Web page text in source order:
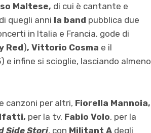
Maltese, di cui è cantante e
quegli anni la band pubblica due
in Italia e Francia, gode di
Red), Vittorio Cosma e il
e infine si scioglie, lasciando almeno
canzoni per altri, Fiorella Mannoia,
per la tv, Fabio Volo, per la
Side Stori, con Militant A degli